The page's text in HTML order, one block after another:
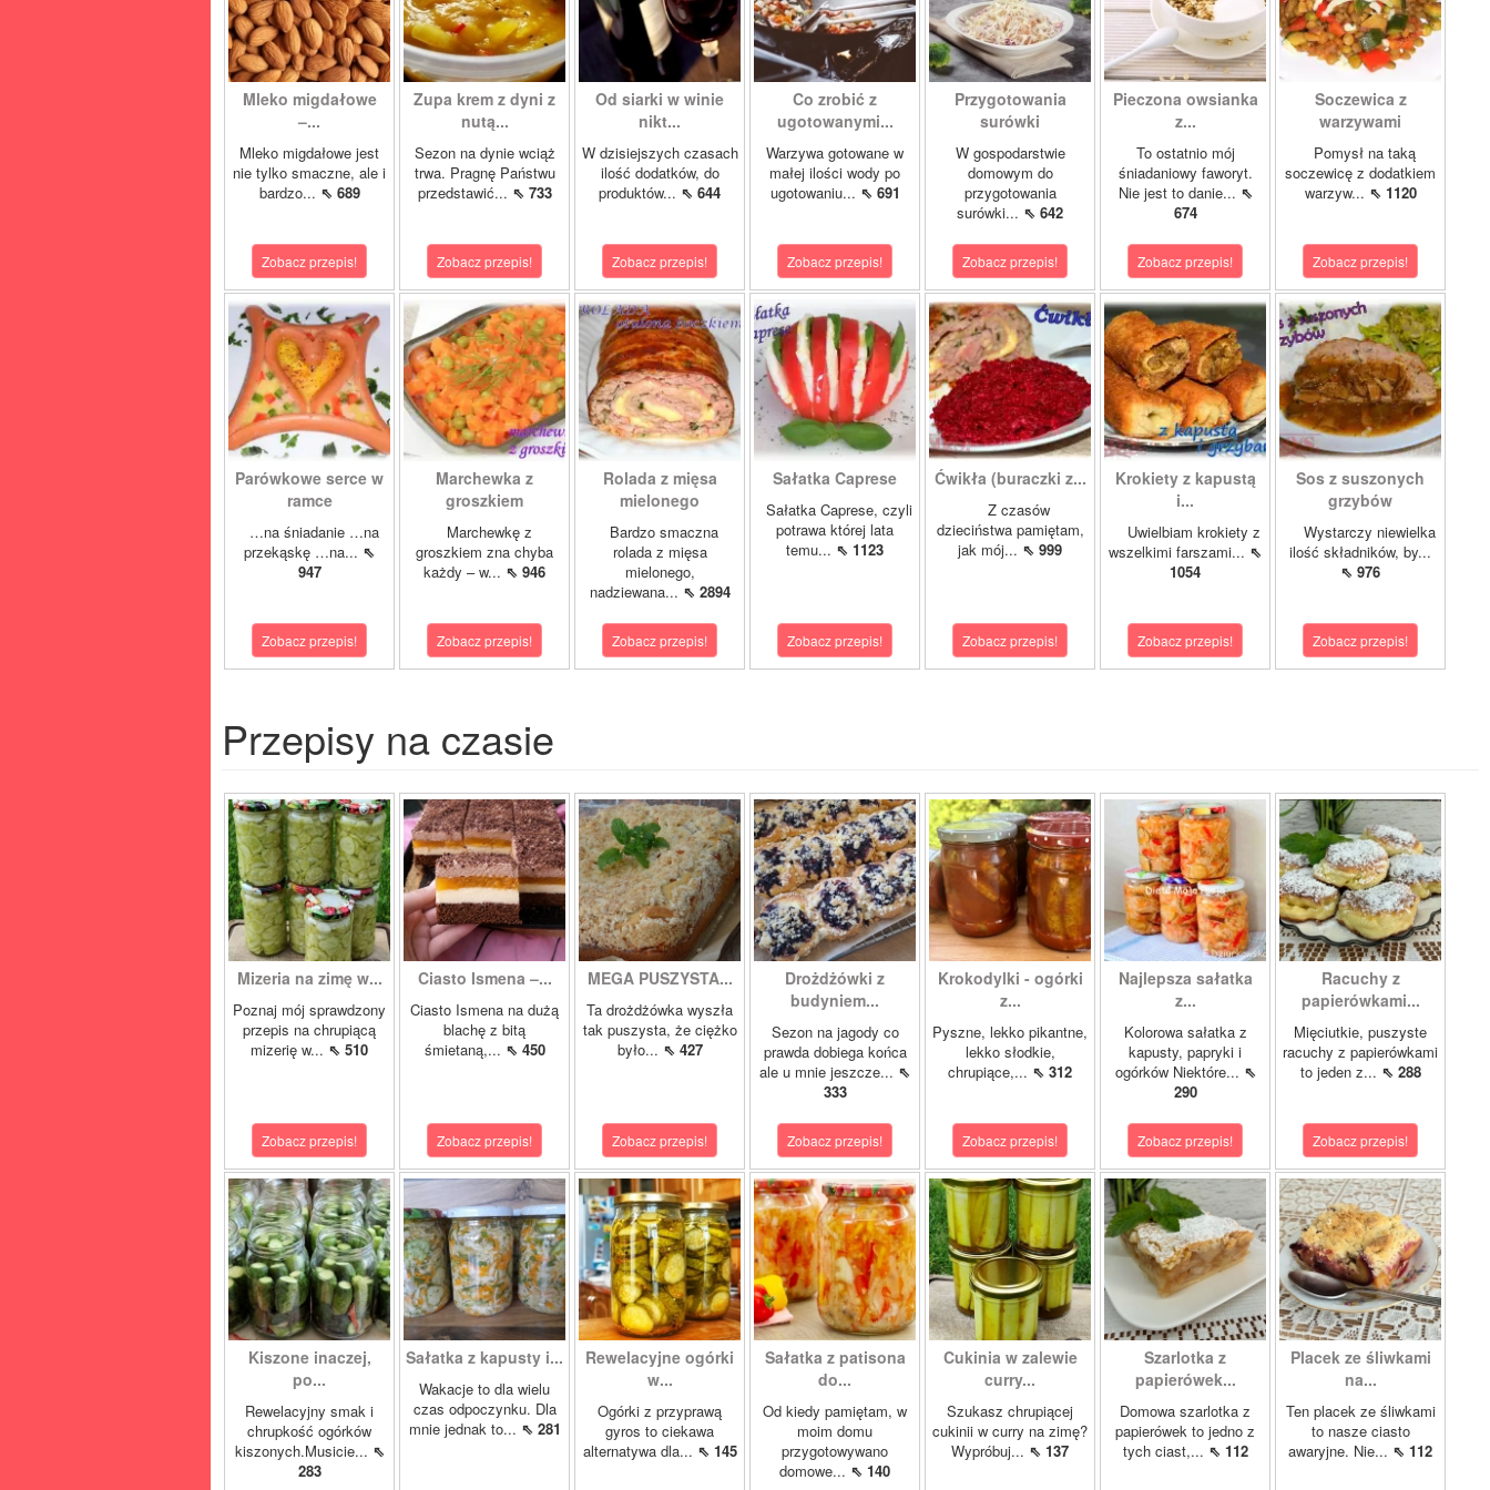
Mleko migdałowe
–...
Mleko migdałowe jest
nie tylko smaczne, ale i
bardzo... ⇖ 689
Zobacz przepis!
Zupa krem z dyni z
nutą...
Sezon na dynie wciąż
trwa. Pragnę Państwu
przedstawić... ⇖ 733
Zobacz przepis!
Od siarki w winie
nikt...
W dzisiejszych czasach
ilość dodatków, do
produktów... ⇖ 644
Zobacz przepis!
Co zrobić z
ugotowanymi...
Warzywa gotowane w
małej ilości wody po
ugotowaniu... ⇖ 691
Zobacz przepis!
Przygotowania
surówki
W gospodarstwie
domowym do
przygotowania
surówki... ⇖ 642
Zobacz przepis!
Pieczona owsianka
z...
To ostatnio mój
śniadaniowy faworyt.
Nie jest to danie... ⇖
674
Zobacz przepis!
Soczewica z
warzywami
Pomysł na taką
soczewicę z dodatkiem
warzyw... ⇖ 1120
Zobacz przepis!
Parówkowe serce w
ramce
…na śniadanie …na
przekąskę …na... ⇖
947
Zobacz przepis!
Marchewka z
groszkiem
Marchewkę z
groszkiem zna chyba
każdy – w... ⇖ 946
Zobacz przepis!
Rolada z mięsa
mielonego
Bardzo smaczna
rolada z mięsa
mielonego,
nadziewana... ⇖ 2894
Zobacz przepis!
Sałatka Caprese
Sałatka Caprese, czyli
potrawa której lata
temu... ⇖ 1123
Zobacz przepis!
Ćwikła (buraczki z...
Z czasów
dzieciństwa pamiętam,
jak mój... ⇖ 999
Zobacz przepis!
Krokiety z kapustą
i...
Uwielbiam krokiety z
wszelkimi farszami... ⇖
1054
Zobacz przepis!
Sos z suszonych
grzybów
Wystarczy niewielka
ilość składników, by...
⇖ 976
Zobacz przepis!
Przepisy na czasie
Mizeria na zimę w...
Poznaj mój sprawdzony
przepis na chrupiącą
mizerię w... ⇖ 510
Zobacz przepis!
Ciasto Ismena –...
Ciasto Ismena na dużą
blachę z bitą
śmietaną,... ⇖ 450
Zobacz przepis!
MEGA PUSZYSTA...
Ta drożdżówka wyszła
tak puszysta, że ciężko
było... ⇖ 427
Zobacz przepis!
Drożdżówki z
budyniem...
Sezon na jagody co
prawda dobiega końca
ale u mnie jeszcze... ⇖
333
Zobacz przepis!
Krokodylki - ogórki
z...
Pyszne, lekko pikantne,
lekko słodkie,
chrupiące,... ⇖ 312
Zobacz przepis!
Najlepsza sałatka
z...
Kolorowa sałatka z
kapusty, papryki i
ogórków Niektóre... ⇖
290
Zobacz przepis!
Racuchy z
papierówkami...
Mięciutkie, puszyste
racuchy z papierówkami
to jeden z... ⇖ 288
Zobacz przepis!
Kiszone inaczej,
po...
Rewelacyjny smak i
chrupkość ogórków
kiszonych.Musicie... ⇖
283
Sałatka z kapusty i...
Wakacje to dla wielu
czas odpoczynku. Dla
mnie jednak to... ⇖ 281
Rewelacyjne ogórki
w...
Ogórki z przyprawą
gyros to ciekawa
alternatywa dla... ⇖ 145
Sałatka z patisona
do...
Od kiedy pamiętam, w
moim domu
przygotowywano
domowe... ⇖ 140
Cukinia w zalewie
curry...
Szukasz chrupiącej
cukinii w curry na zimę?
Wypróbuj... ⇖ 137
Szarlotka z
papierówek...
Domowa szarlotka z
papierówek to jedno z
tych ciast,... ⇖ 112
Placek ze śliwkami
na...
Ten placek ze śliwkami
to nasze ciasto
awaryjne. Nie... ⇖ 112